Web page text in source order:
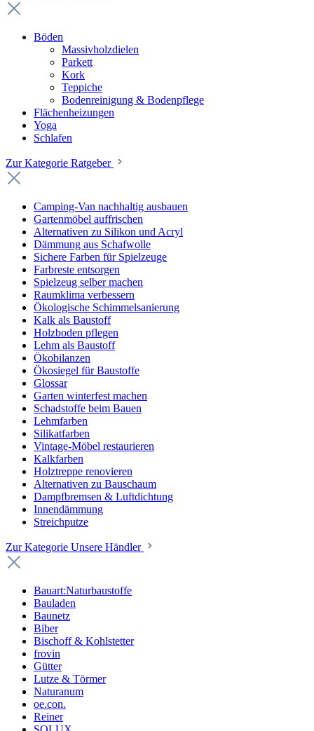
Böden
Massivholzdielen
Parkett
Kork
Teppiche
Bodenreinigung & Bodenpflege
Flächenheizungen
Yoga
Schlafen
Zur Kategorie Ratgeber
Camping-Van nachhaltig ausbauen
Gartenmöbel auffrischen
Alternativen zu Silikon und Acryl
Dämmung aus Schafwolle
Sichere Farben für Spielzeuge
Farbreste entsorgen
Spielzeug selber machen
Raumklima verbessern
Ökologische Schimmelsanierung
Kalk als Baustoff
Holzboden pflegen
Lehm als Baustoff
Ökobilanzen
Ökosiegel für Baustoffe
Glossar
Garten winterfest machen
Schadstoffe beim Bauen
Lehmfarben
Silikatfarben
Vintage-Möbel restaurieren
Kalkfarben
Holztreppe renovieren
Alternativen zu Bauschaum
Dampfbremsen & Luftdichtung
Innendämmung
Streichputze
Zur Kategorie Unsere Händler
Bauart:Naturbaustoffe
Bauladen
Baunetz
Biber
Bischoff & Kohlstetter
frovin
Gütter
Lutze & Törmer
Naturanum
oe.con.
Reiner